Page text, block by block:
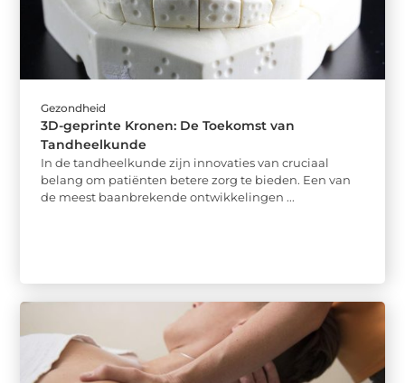
Gezondheid
3D-geprinte Kronen: De Toekomst van
Tandheelkunde
In de tandheelkunde zijn innovaties van cruciaal
belang om patiënten betere zorg te bieden. Een van
de meest baanbrekende ontwikkelingen ...